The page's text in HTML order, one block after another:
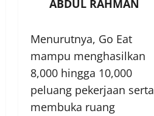
ABDUL RAHMAN
Menurutnya, Go Eat
mampu menghasilkan
8,000 hingga 10,000
peluang pekerjaan serta
membuka ruang